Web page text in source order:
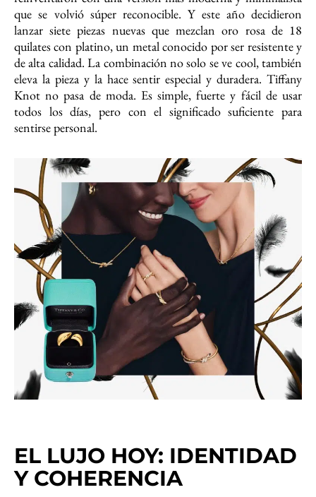
que se volvió súper reconocible. Y este año decidieron
lanzar siete piezas nuevas que mezclan oro rosa de 18
quilates con platino, un metal conocido por ser resistente y
de alta calidad. La combinación no solo se ve cool, también
eleva la pieza y la hace sentir especial y duradera. Tiffany
Knot no pasa de moda. Es simple, fuerte y fácil de usar
todos los días, pero con el significado suficiente para
sentirse personal.
EL LUJO HOY: IDENTIDAD
Y COHERENCIA